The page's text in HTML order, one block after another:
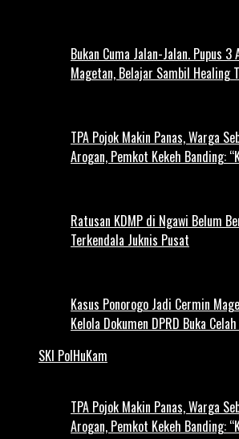
Bukan Cuma Jalan-Jalan. Pupus 3
Magetan, Belajar Sambil Healing
TPA Pojok Makin Panas, Warga
Arogan, Pemkot Kekeh Banding:
Ratusan KDMP di Ngawi Belum
Terkendala Juknis Pusat
Kasus Ponorogo Jadi Cermin
Kelola Dokumen DPRD Buka
SKI PolHuKam
TPA Pojok Makin Panas, Warga
Arogan, Pemkot Kekeh Banding: